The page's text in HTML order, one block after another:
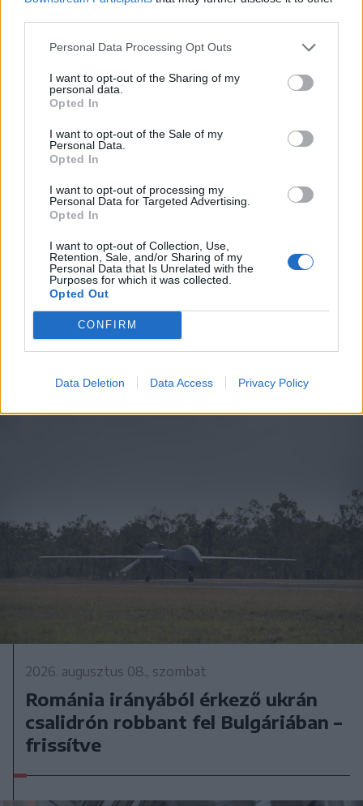
Personal Data Processing Opt Outs
I want to opt-out of the Sharing of my
personal data.
Opted In
I want to opt-out of the Sale of my
Personal Data.
Opted In
I want to opt-out of processing my
Personal Data for Targeted Advertising.
Opted In
I want to opt-out of Collection, Use,
Retention, Sale, and/or Sharing of my
Personal Data that Is Unrelated with the
Purposes for which it was collected.
Opted Out
CONFIRM
Data Deletion Data Access Privacy Policy
2026. augusztus 08., szombat
Baka András elfogadta a felkérést a
köztársasági elnöki tisztségre
2026. augusztus 08., szombat
Románia irányából érkező ukrán
csalidrón robbant fel Bulgáriában –
frissítve